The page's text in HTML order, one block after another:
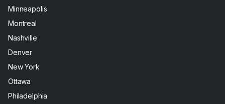
Minneapolis
Montreal
Nashville
Denver
New York
Ottawa
Philadelphia